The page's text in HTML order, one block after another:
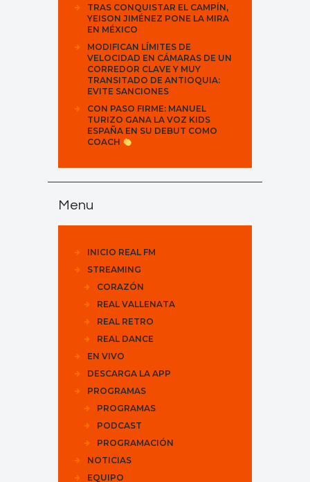
TRAS CONQUISTAR EL CAMPÍN,
YEISON JIMÉNEZ PONE LA MIRA
EN MÉXICO
MODIFICAN LÍMITES DE
VELOCIDAD EN CÁMARAS DE UN
CORREDOR CLAVE Y MUY
TRANSITADO DE ANTIOQUIA:
EVITE SANCIONES
CON PASO FIRME: MANUEL
TURIZO GANA LA VOZ KIDS
ESPAÑA EN SU DEBUT COMO
COACH
Menu
INICIO REAL FM
STREAMING
CORAZÓN
REAL VALLENATA
REAL RETRO
REAL DANCE
EN VIVO
DESCARGA LA APP
PROGRAMAS
PROGRAMAS
PODCAST
PROGRAMACIÓN
NOTICIAS
EQUIPO